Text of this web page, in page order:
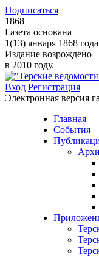
Подписаться
1868
Газета основана
1(13) января 1868
Издание возрождено
в 2010 году.
Вход Регистрация
Электронная версия
Главная
События